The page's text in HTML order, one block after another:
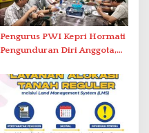
Pengurus PWI Kepri Hormati
Pengunduran Diri Anggota,
Administrasi ke Pusat